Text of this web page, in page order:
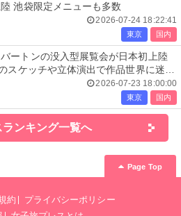
池袋限定メニューも多数
2026-07-24 18:22:41
東京 国内
ートンの没入型展覧会が日本初上陸
スケッチや立体演出で作品世界に迷い
2026-07-23 18:00:00
東京 国内
ランキング一覧へ
Page Top
約
プライバシーポリシー